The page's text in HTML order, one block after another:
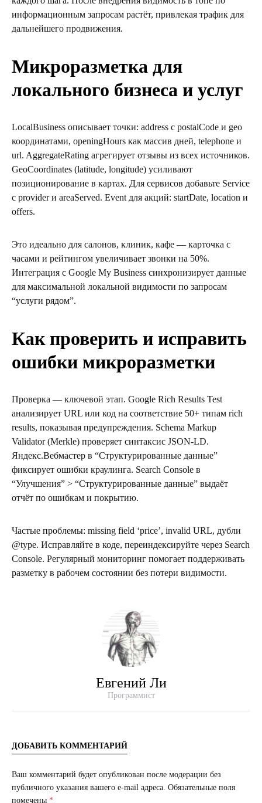
информационным запросам растёт, привлекая трафик для
дальнейшего продвижения.
Микроразметка для
локального бизнеса и услуг
LocalBusiness описывает точки: address с postalCode и geo
координатами, openingHours как массив дней, telephone и
url. AggregateRating агрегирует отзывы из всех источников.
GeoCoordinates (latitude, longitude) усиливают
позиционирование в картах. Для сервисов добавьте Service
с provider и areaServed. Event для акций: startDate, location и
offers.
Это идеально для салонов, клиник, кафе — карточка с
часами и рейтингом увеличивает звонки на 50%.
Интеграция с Google My Business синхронизирует данные
для максимальной локальной видимости по запросам
“услуги рядом”.
Как проверить и исправить
ошибки микроразметки
Проверка — ключевой этап. Google Rich Results Test
анализирует URL или код на соответствие 50+ типам rich
results, показывая предупреждения. Schema Markup
Validator (Merkle) проверяет синтаксис JSON-LD.
Яндекс.Вебмастер в “Структурированные данные”
фиксирует ошибки краулинга. Search Console в
“Улучшения” > “Структурированные данные” выдаёт
отчёт по ошибкам и покрытию.
Частые проблемы: missing field ‘price’, invalid URL, дубли
@type. Исправляйте в коде, переиндексируйте через Search
Console. Регулярный мониторинг помогает поддерживать
разметку в рабочем состоянии без потери видимости.
Евгений Ли
Программист
ДОБАВИТЬ КОММЕНТАРИЙ
Ваш комментарий будет опубликован после модерации без
публичного указания вашего e-mail адреса. Обязательные поля
помечены *